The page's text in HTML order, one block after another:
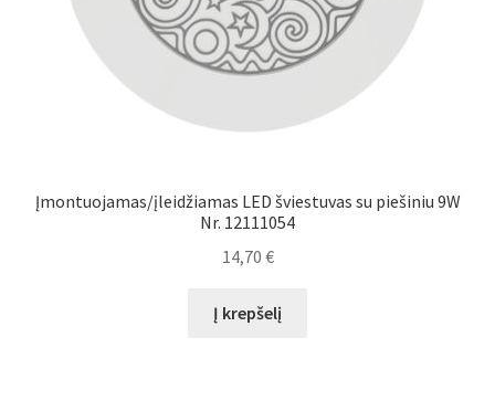
Įmontuojamas/įleidžiamas LED šviestuvas su piešiniu 9W
Nr. 12111054
14,70 €
Į krepšelį